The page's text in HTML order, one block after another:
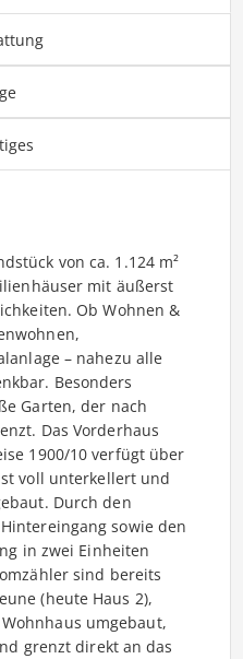
von ca. 1.124 m²
mit äußerst
Ob Wohnen &
– nahezu alle
Besonders
Garten, der nach
Das Vorderhaus
1900/10 verfügt über
voll unterkellert und
Durch den
sowie den
in zwei Einheiten
sind bereits
(heute Haus 2),
umgebaut,
grenzt direkt an das